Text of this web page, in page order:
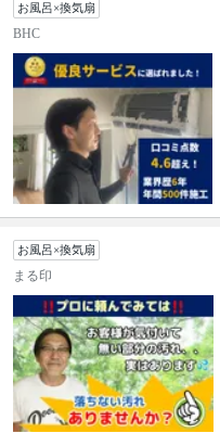
お風呂×換気扇
BHC
お風呂×換気扇
まる印